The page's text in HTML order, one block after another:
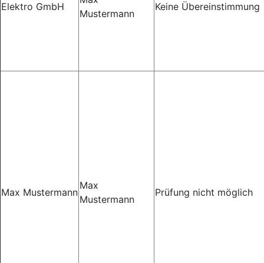
Elektro GmbH
Mustermann
Keine Übereinstimmung
Max Mustermann
Max
Mustermann
Prüfung nicht möglich